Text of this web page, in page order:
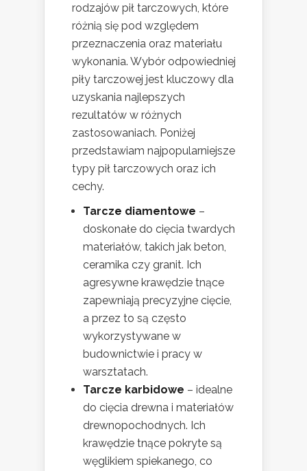
rodzajów pił tarczowych, które
różnią się pod względem
przeznaczenia oraz materiału
wykonania. Wybór odpowiedniej
piły tarczowej jest kluczowy dla
uzyskania najlepszych
rezultatów w różnych
zastosowaniach. Poniżej
przedstawiam najpopularniejsze
typy pił tarczowych oraz ich
cechy.
Tarcze diamentowe –
doskonałe do cięcia twardych
materiałów, takich jak beton,
ceramika czy granit. Ich
agresywne krawędzie tnące
zapewniają precyzyjne cięcie,
a przez to są często
wykorzystywane w
budownictwie i pracy w
warsztatach.
Tarcze karbidowe – idealne
do cięcia drewna i materiałów
drewnopochodnych. Ich
krawędzie tnące pokryte są
węglikiem spiekanego, co